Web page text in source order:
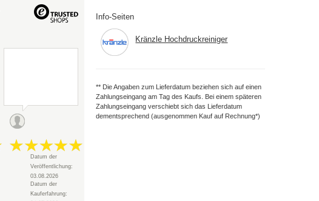
Datum der
Veröffentlichung:
03.08.2026
Datum der
Kauferfahrung:
Info-Seiten
Kränzle Hochdruckreiniger
** Die Angaben zum Lieferdatum beziehen sich auf einen
Zahlungseingang am Tag des Kaufs. Bei einem späteren
Zahlungseingang verschiebt sich das Lieferdatum
dementsprechend (ausgenommen Kauf auf Rechnung*)